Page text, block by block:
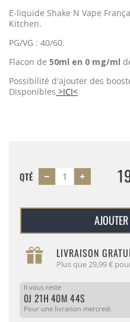
E-liquide Shake N Vape
Kitchen.
PG/VG : 40/60.
Flacon de 50ml en 0 mg/ml
Possibilité d'ajouter des
Disponibles >ICI<
QTÉ
LIVRAISON
Plus que 29,99 €
Il vous reste
0J 21H 40M 44S
Pour une livraison mercredi